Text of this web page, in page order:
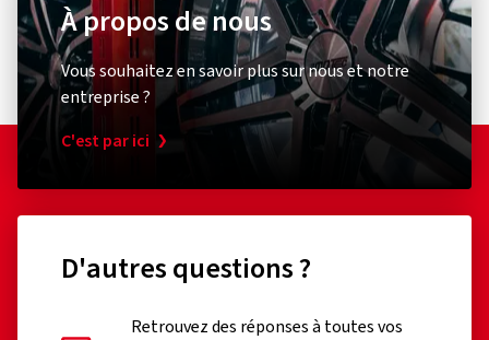
À propos de nous
Vous souhaitez en savoir plus sur nous et notre
entreprise ?
C'est par ici
D'autres questions ?
Retrouvez des réponses à toutes vos